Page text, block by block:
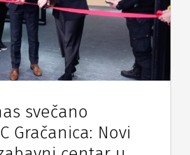
svečano
Gračanica: Novi